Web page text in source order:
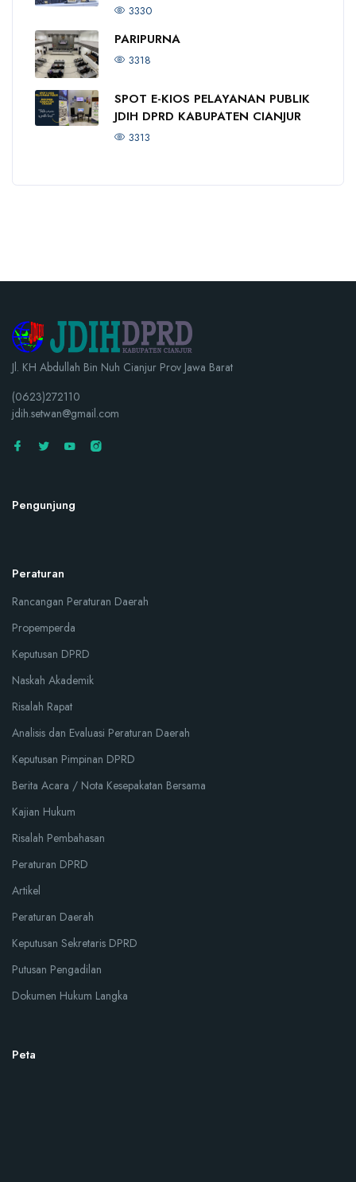
3330
PARIPURNA
3318
SPOT E-KIOS PELAYANAN PUBLIK
JDIH DPRD KABUPATEN CIANJUR
3313
Jl. KH Abdullah Bin Nuh Cianjur Prov Jawa Barat
(0623)272110
jdih.setwan@gmail.com
Pengunjung
Peraturan
Rancangan Peraturan Daerah
Propemperda
Keputusan DPRD
Naskah Akademik
Risalah Rapat
Analisis dan Evaluasi Peraturan Daerah
Keputusan Pimpinan DPRD
Berita Acara / Nota Kesepakatan Bersama
Kajian Hukum
Risalah Pembahasan
Peraturan DPRD
Artikel
Peraturan Daerah
Keputusan Sekretaris DPRD
Putusan Pengadilan
Dokumen Hukum Langka
Peta